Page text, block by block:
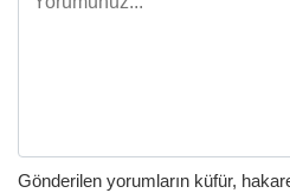
Gönderilen yorumların küfür,